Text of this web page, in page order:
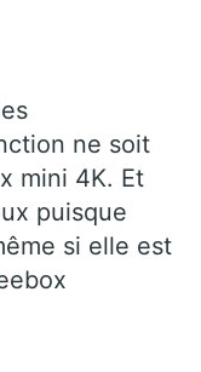
ne soit
mini 4K. Et
puisque
si elle est